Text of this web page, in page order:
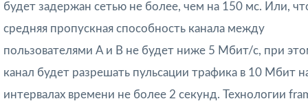
будет задержан сетью не более, чем на 150 мс. Или,
средняя пропускная спо­собность канала между
пользователями А и В не будет ниже 5 Мбит/с, при
канал будет разрешать пульсации трафика в 10 Мбит
интервалах времени не более 2 секунд. Технологии